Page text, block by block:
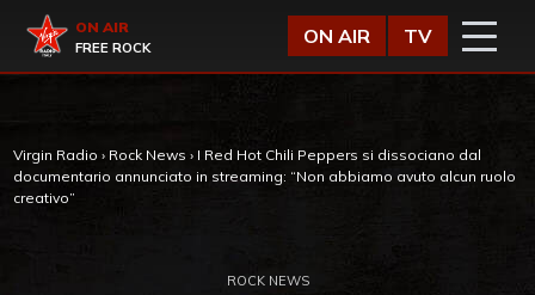
Virgin Radio
ON AIR
FREE ROCK
ON AIR TV
Virgin Radio › Rock News › I Red Hot Chili Peppers si dissociano dal
documentario annunciato in streaming: “Non abbiamo avuto alcun ruolo
creativo”
ROCK NEWS